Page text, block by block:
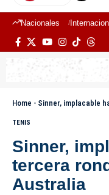
Nacionales
Home - Sinner, implacable
TENIS
Sinner,
tercera
Australia